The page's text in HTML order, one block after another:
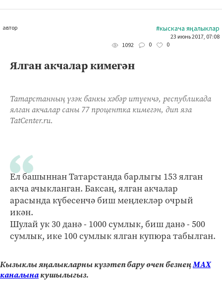
автор #кыскача яңалыклар
23 июнь 2017, 07:08
1092
0 0
Ялган акчалар кимегән
Татарстанның үзәк банкы хәбәр итүенчә, республикада
ялган акчалар саны 77 процентка кимегән, дип яза
TatCenter.ru.
Ел башыннан Татарстанда барлыгы 153 ялган
акча ачыкланган. Баксаң, ялган акчалар
арасында күбесенчә биш меңлекләр очрый
икән.
Шулай ук 30 данә - 1000 сумлык, биш данә - 500
сумлык, ике 100 сумлык ялган купюра табылган.
Кызыклы яңалыкларны күзәтеп бару өчен безнеңМАХ
каналынакушылыгыз.